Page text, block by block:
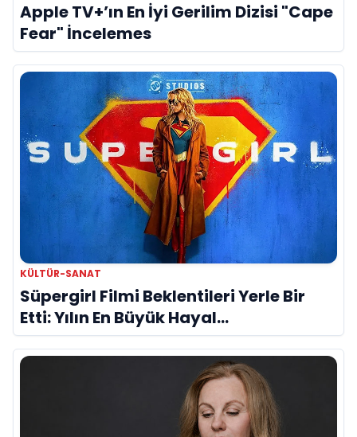
Apple TV+’ın En İyi Gerilim Dizisi "Cape
Fear" İncelemes
KÜLTÜR-SANAT
Süpergirl Filmi Beklentileri Yerle Bir
Etti: Yılın En Büyük Hayal
Kırıklıklarından Biri mi?